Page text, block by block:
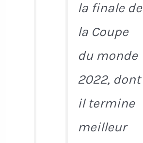
la finale de
la Coupe
du monde
2022, dont
il termine
meilleur